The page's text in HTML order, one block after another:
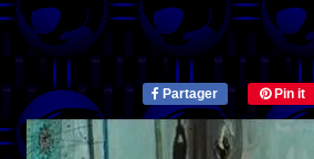
Partager Pin it